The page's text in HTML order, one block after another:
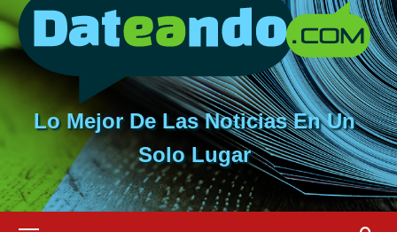
Lo Mejor De Las Noticias En Un
Solo Lugar